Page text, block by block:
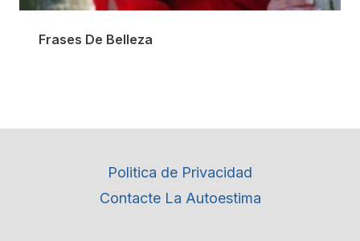
Frases De Belleza
Politica de Privacidad
Contacte La Autoestima